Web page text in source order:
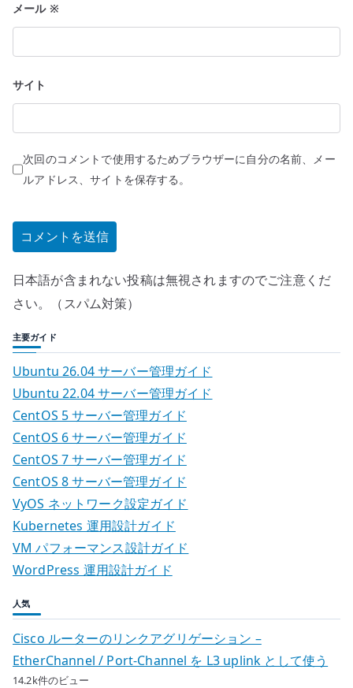
メール ※
サイト
次回のコメントで使用するためブラウザーに自分の名前、メー
ルアドレス、サイトを保存する。
日本語が含まれない投稿は無視されますのでご注意くだ
さい。（スパム対策）
主要ガイド
Ubuntu 26.04 サーバー管理ガイド
Ubuntu 22.04 サーバー管理ガイド
CentOS 5 サーバー管理ガイド
CentOS 6 サーバー管理ガイド
CentOS 7 サーバー管理ガイド
CentOS 8 サーバー管理ガイド
VyOS ネットワーク設定ガイド
Kubernetes 運用設計ガイド
VM パフォーマンス設計ガイド
WordPress 運用設計ガイド
人気
Cisco ルーターのリンクアグリゲーション –
EtherChannel / Port-Channel を L3 uplink として使う
14.2k件のビュー